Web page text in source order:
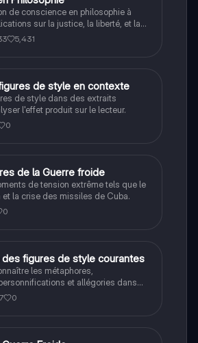
de conscience en philosophie à
sur la justice, la liberté, et la
fiche de révision aborde les
sur la conscience, le cogito, et
cherchant à approfondir leur
enjeux éthiques et existentiels.
5,431
de style en contexte
de style dans des extraits
l'effet produit sur le lecteur.
0
de la Guerre froide
de tension extrême tels que le
et la crise des missiles de Cuba.
0
figures de style courantes
les métaphores,
et allégories dans
0